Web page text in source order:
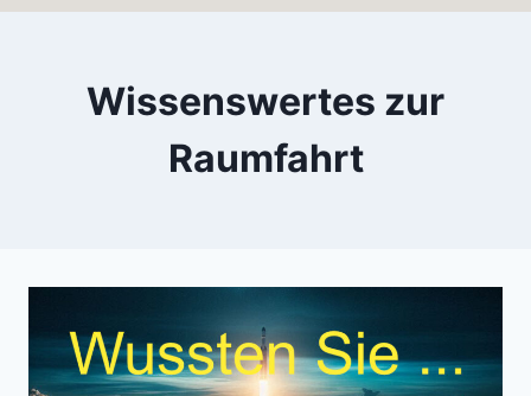
Wissenswertes zur
Raumfahrt